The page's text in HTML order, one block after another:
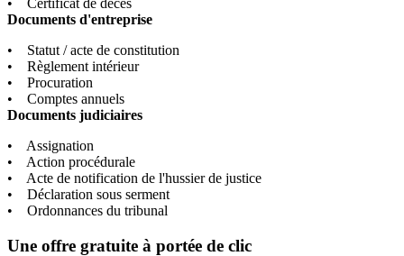
Documents d'entreprise
• Statut / acte de constitution
• Règlement intérieur
• Procuration
• Comptes annuels
Documents judiciaires
• Assignation
• Action procédurale
• Acte de notification de l'hussier de justice
• Déclaration sous serment
• Ordonnances du tribunal
Une offre gratuite à portée de clic